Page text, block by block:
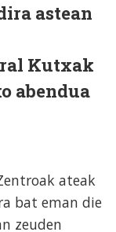
astean
Kutxak
abendua
ateak
bat eman die
zeuden